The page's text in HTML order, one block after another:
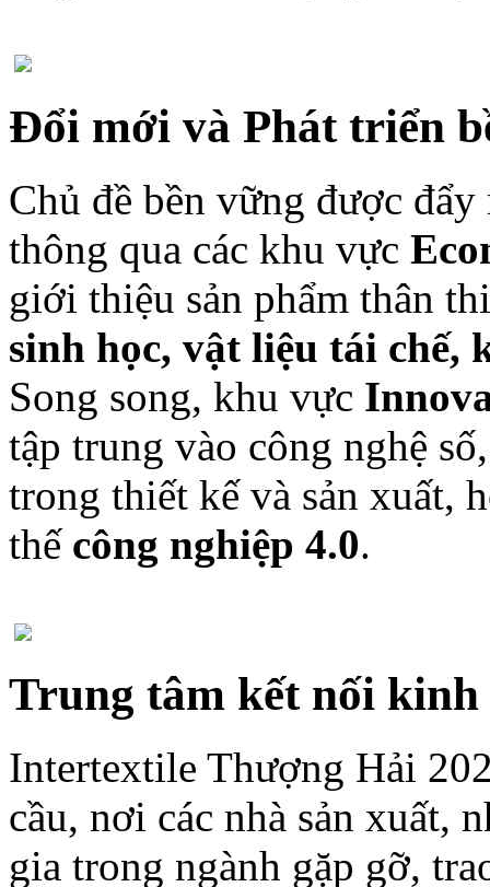
Đổi mới và Phát triển
Chủ đề bền vững được
thông qua các khu vực
giới thiệu sản phẩm thân
sinh học, vật liệu tái chế,
Song song, khu vực
tập trung vào công nghệ
trong thiết kế và sản xuất,
thế công nghiệp 4.0.
Trung tâm kết nối kinh
Intertextile Thượng Hải
cầu, nơi các nhà sản xuất,
gia trong ngành gặp gỡ,